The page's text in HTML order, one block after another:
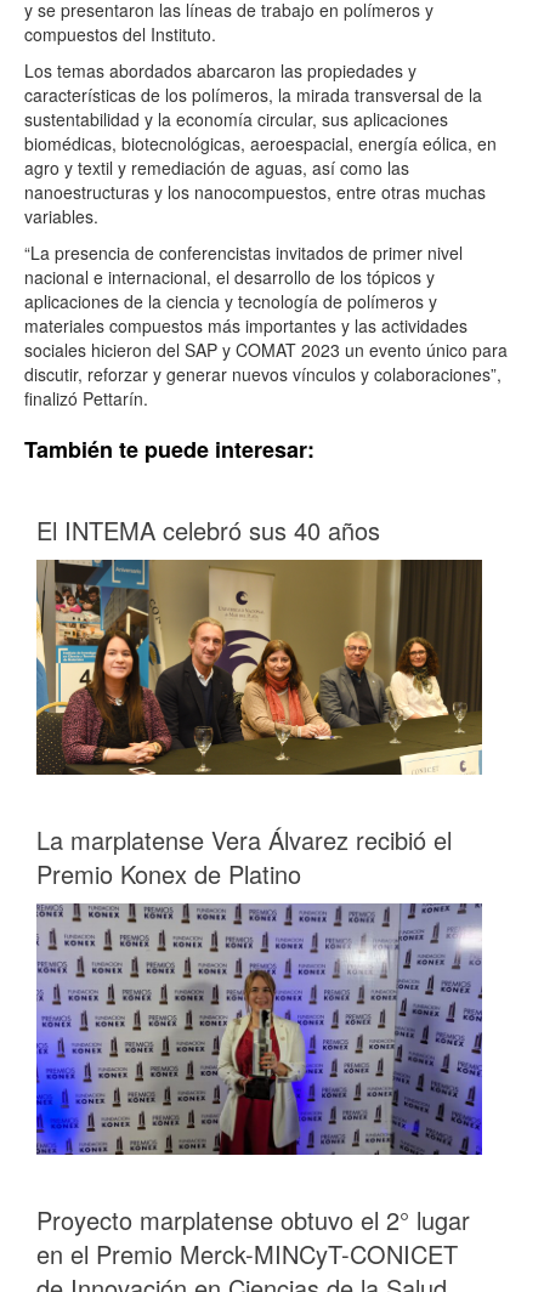
y se presentaron las líneas de trabajo en polímeros y
compuestos del Instituto.
Los temas abordados abarcaron las propiedades y
características de los polímeros, la mirada transversal de la
sustentabilidad y la economía circular, sus aplicaciones
biomédicas, biotecnológicas, aeroespacial, energía eólica, en
agro y textil y remediación de aguas, así como las
nanoestructuras y los nanocompuestos, entre otras muchas
variables.
“La presencia de conferencistas invitados de primer nivel
nacional e internacional, el desarrollo de los tópicos y
aplicaciones de la ciencia y tecnología de polímeros y
materiales compuestos más importantes y las actividades
sociales hicieron del SAP y COMAT 2023 un evento único para
discutir, reforzar y generar nuevos vínculos y colaboraciones”,
finalizó Pettarín.
También te puede interesar:
El INTEMA celebró sus 40 años
La marplatense Vera Álvarez recibió el
Premio Konex de Platino
Proyecto marplatense obtuvo el 2° lugar
en el Premio Merck-MINCyT-CONICET